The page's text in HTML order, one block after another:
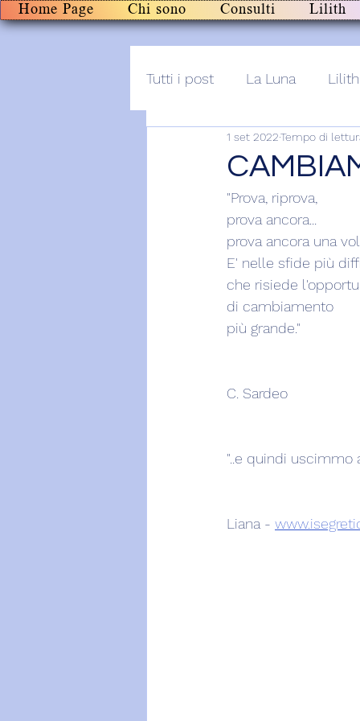
Home Page Chi sono Consulti Lilith
Tutti i post La Luna Lilith
Post+audio
1 set 2022Tempo di
"Prova, riprova,
prova ancora...
prova ancora una
E' nelle sfide più
che risiede
di cambiamento
più grande."
C. Sardeo
"..e quindi uscimmo
Liana -